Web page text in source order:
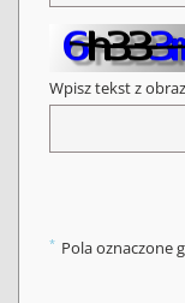
Wpisz tekst z
* Pola oznaczone